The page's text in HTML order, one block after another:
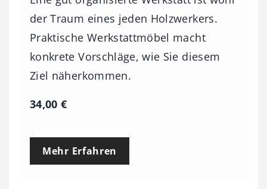
0
0
€
der Traum eines jeden Holzwerkers.
Praktische Werkstattmöbel macht
konkrete Vorschläge, wie Sie diesem
Ziel näherkommen.
34,00€
Mehr Erfahren